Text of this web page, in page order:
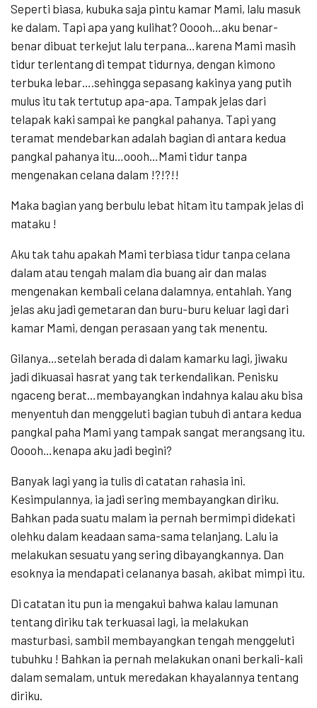
Seperti biasa, kubuka saja pintu kamar Mami, lalu masuk
ke dalam. Tapi apa yang kulihat? Ooooh…aku benar-
benar dibuat terkejut lalu terpana…karena Mami masih
tidur terlentang di tempat tidurnya, dengan kimono
terbuka lebar….sehingga sepasang kakinya yang putih
mulus itu tak tertutup apa-apa. Tampak jelas dari
telapak kaki sampai ke pangkal pahanya. Tapi yang
teramat mendebarkan adalah bagian di antara kedua
pangkal pahanya itu…oooh…Mami tidur tanpa
mengenakan celana dalam !?!?!!
Maka bagian yang berbulu lebat hitam itu tampak jelas di
mataku !
Aku tak tahu apakah Mami terbiasa tidur tanpa celana
dalam atau tengah malam dia buang air dan malas
mengenakan kembali celana dalamnya, entahlah. Yang
jelas aku jadi gemetaran dan buru-buru keluar lagi dari
kamar Mami, dengan perasaan yang tak menentu.
Gilanya…setelah berada di dalam kamarku lagi, jiwaku
jadi dikuasai hasrat yang tak terkendalikan. Penisku
ngaceng berat…membayangkan indahnya kalau aku bisa
menyentuh dan menggeluti bagian tubuh di antara kedua
pangkal paha Mami yang tampak sangat merangsang itu.
Ooooh…kenapa aku jadi begini?
Banyak lagi yang ia tulis di catatan rahasia ini.
Kesimpulannya, ia jadi sering membayangkan diriku.
Bahkan pada suatu malam ia pernah bermimpi didekati
olehku dalam keadaan sama-sama telanjang. Lalu ia
melakukan sesuatu yang sering dibayangkannya. Dan
esoknya ia mendapati celananya basah, akibat mimpi itu.
Di catatan itu pun ia mengakui bahwa kalau lamunan
tentang diriku tak terkuasai lagi, ia melakukan
masturbasi, sambil membayangkan tengah menggeluti
tubuhku ! Bahkan ia pernah melakukan onani berkali-kali
dalam semalam, untuk meredakan khayalannya tentang
diriku.